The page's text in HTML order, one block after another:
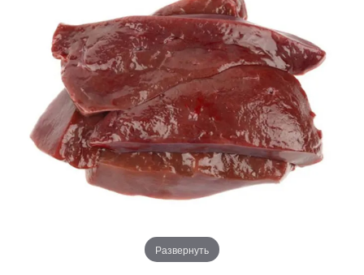
Развернуть